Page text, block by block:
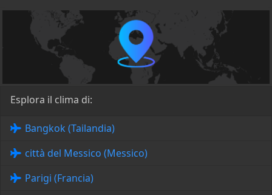
Esplora il clima di:
Bangkok (Tailandia)
città del Messico (Messico)
Parigi (Francia)